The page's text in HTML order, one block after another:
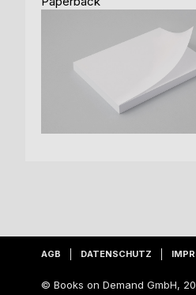
AGB DATENSCHUTZ
© Books on Demand GmbH,